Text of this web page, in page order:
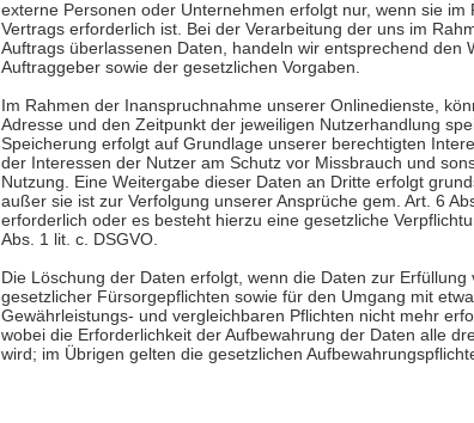
externe Personen oder Unternehmen erfolgt nur, wenn sie im
Vertrags erforderlich ist. Bei der Verarbeitung der uns im
Auftrags überlassenen Daten, handeln wir entsprechend den
Auftraggeber sowie der gesetzlichen Vorgaben.
Im Rahmen der Inanspruchnahme unserer Onlinedienste,
Adresse und den Zeitpunkt der jeweiligen Nutzerhandlung
Speicherung erfolgt auf Grundlage unserer berechtigten
der Interessen der Nutzer am Schutz vor Missbrauch und
Nutzung. Eine Weitergabe dieser Daten an Dritte erfolgt
außer sie ist zur Verfolgung unserer Ansprüche gem. Art. 6
erforderlich oder es besteht hierzu eine gesetzliche
Abs. 1 lit. c. DSGVO.
Die Löschung der Daten erfolgt, wenn die Daten zur
gesetzlicher Fürsorgepflichten sowie für den Umgang mit
Gewährleistungs- und vergleichbaren Pflichten nicht mehr
wobei die Erforderlichkeit der Aufbewahrung der Daten alle
wird; im Übrigen gelten die gesetzlichen